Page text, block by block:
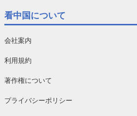
看中国について
会社案内
利用規約
著作権について
プライバシーポリシー